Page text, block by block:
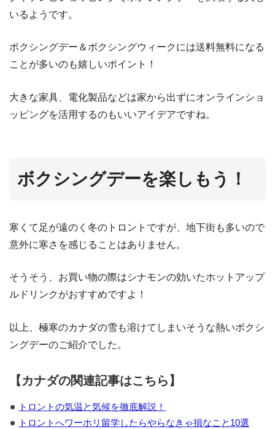
いるようです。
ボクシングデー＆ボクシングウィークには送料無料になる
ことが多いのも嬉しいポイント！
大きな家具、電化製品などは家から出ずにオンラインショ
ッピングを活用するのもいいアイデアですね。
ボクシングデーを楽しもう！
寒くて足が遠のく冬のトロントですが、地下街も多いので
意外に寒さを感じることはありません。
そうそう、お買い物の際はシナモンの効いたホットアップ
ルドリンクがおすすめですよ！
以上、極寒のカナダの雪も溶けてしまいそうな熱いボクシ
ングデーのご紹介でした。
【カナダの関連記事はこちら】
トロントの気温と気候を徹底解説！
トロントへワーホリ留学したらやらなきゃ損なこと10選